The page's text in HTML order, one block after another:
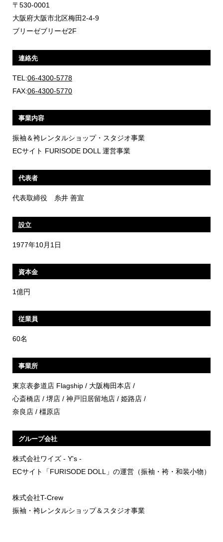
〒530-0001
大阪府大阪市北区梅田2-4-9
ブリーゼブリーゼ2F
連絡先
TEL:06-4300-5778
FAX:06-4300-5770
事業内容
振袖＆袴レンタルショップ・スタジオ事業
ECサイト FURISODE DOLL 運営事業
代表者
代表取締役 糸井 善宣
設立
1977年10月1日
資本金
1億円
従業員
60名
事業所
東京表参道店 Flagship / 大阪梅田本店 /
心斎橋店 / 堺店 / 神戸旧居留地店 / 姫路店 /
奈良店 / 橿原店
グループ会社
株式会社ワイズ - Y's -
ECサイト「FURISODE DOLL」の運営（振袖・袴・和装小物）
株式会社T-Crew
振袖・袴レンタルショップ＆スタジオ事業